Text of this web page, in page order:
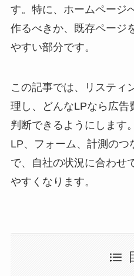
す。特に、ホームページ
作るべきか、既存ページ
やすい部分です。
この記事では、リスティ
理し、どんなLPなら広告
判断できるようにします
LP、フォーム、計測のつ
で、自社の状況に合わせ
やすくなります。